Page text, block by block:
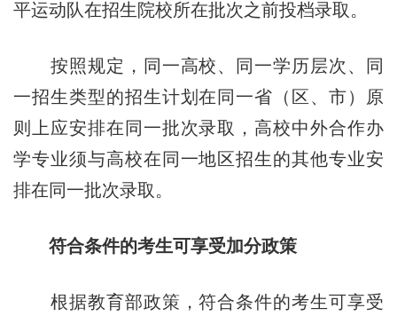
平运动队在招生院校所在批次之前投档录取。
按照规定，同一高校、同一学历层次、同
一招生类型的招生计划在同一省（区、市）原
则上应安排在同一批次录取，高校中外合作办
学专业须与高校在同一地区招生的其他专业安
排在同一批次录取。
符合条件的考生可享受加分政策
根据教育部政策，符合条件的考生可享受